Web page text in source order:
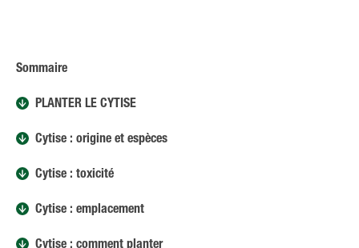
Sommaire
PLANTER LE CYTISE
Cytise : origine et espèces
Cytise : toxicité
Cytise : emplacement